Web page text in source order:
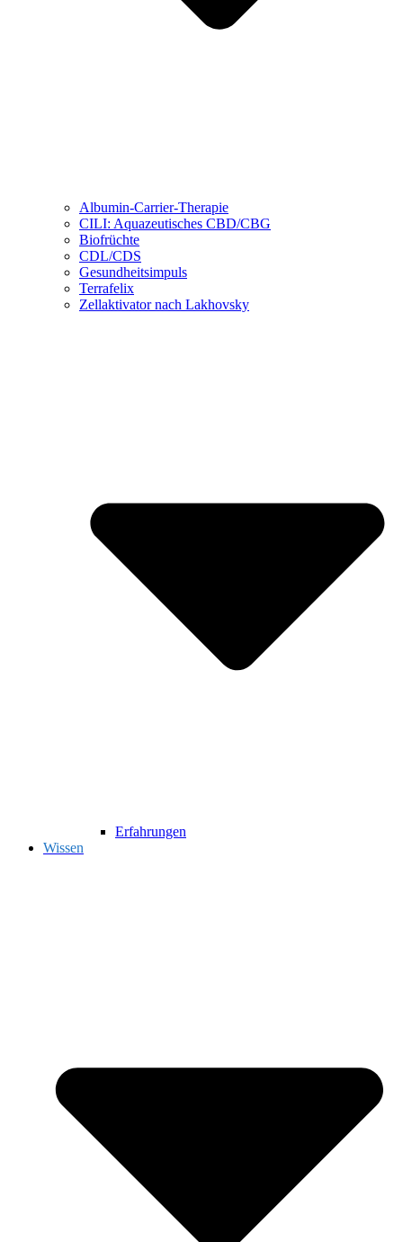
Albumin-Carrier-Therapie
CILI: Aquazeutisches CBD/CBG
Biofrüchte
CDL/CDS
Gesundheitsimpuls
Terrafelix
Zellaktivator nach Lakhovsky
Erfahrungen
Wissen